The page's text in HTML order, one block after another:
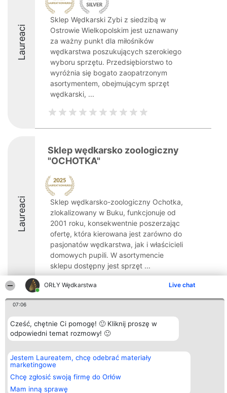
ORŁY Wędkarstwa Live chat
07:06
Cześć, chętnie Ci pomogę! 🙂 Kliknij proszę w
odpowiedni temat rozmowy! 🙂
Jestem Laureatem, chcę odebrać materiały
marketingowe
Chcę zgłosić swoją firmę do Orłów
Mam inną sprawę
Laureaci
Sklep Wędkarski Zybi z siedzibą w
Ostrowie Wielkopolskim jest uznawany
za ważny punkt dla miłośników
wędkarstwa poszukujących szerokiego
wyboru sprzętu. Przedsiębiorstwo to
wyróżnia się bogato zaopatrzonym
asortymentem, obejmującym sprzęt
wędkarski, ...
Laureaci
Sklep wędkarsko zoologiczny
"OCHOTKA"
Sklep wędkarsko-zoologiczny Ochotka,
zlokalizowany w Buku, funkcjonuje od
2001 roku, konsekwentnie poszerzając
ofertę, która kierowana jest zarówno do
pasjonatów wędkarstwa, jak i właścicieli
domowych pupili. W asortymencie
sklepu dostępny jest sprzęt ...
Organizator plebiscytu
Bright Side Solutions sp. z o.
o. sp. k.
ul. Ruska 22
Wrocław 50-079
KRS 0000749100 | Regon
381313360 | NIP 8943132676
+48 508 492 400
Plebiscyt
Laureaci
Lista
wszystkich
Laureatów
Zasady
Polityka
Prywatności
Kontakt
Kontakt